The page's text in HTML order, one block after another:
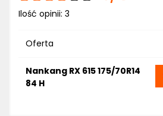
Ilość opinii: 3
Oferta
Nankang RX 615 175/70R14
84 H